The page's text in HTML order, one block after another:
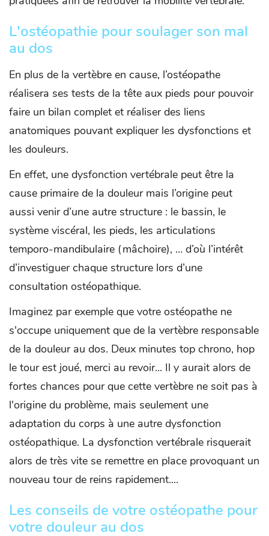
L'ostéopathie pour soulager son mal
au dos
En plus de la vertèbre en cause, l’ostéopathe
réalisera ses tests de la tête aux pieds pour pouvoir
faire un bilan complet et réaliser des liens
anatomiques pouvant expliquer les dysfonctions et
les douleurs.
En effet, une dysfonction vertébrale peut être la
cause primaire de la douleur mais l’origine peut
aussi venir d’une autre structure : le bassin, le
système viscéral, les pieds, les articulations
temporo-mandibulaire (mâchoire), … d’où l’intérêt
d’investiguer chaque structure lors d’une
consultation ostéopathique.
Imaginez par exemple que votre ostéopathe ne
s'occupe uniquement que de la vertèbre responsable
de la douleur au dos. Deux minutes top chrono, hop
le tour est joué, merci au revoir... Il y aurait alors de
fortes chances pour que cette vertèbre ne soit pas à
l'origine du problème, mais seulement une
adaptation du corps à une autre dysfonction
ostéopathique. La dysfonction vertébrale risquerait
alors de très vite se remettre en place provoquant un
nouveau tour de reins rapidement....
Les conseils de votre ostéopathe pour
votre douleur au dos